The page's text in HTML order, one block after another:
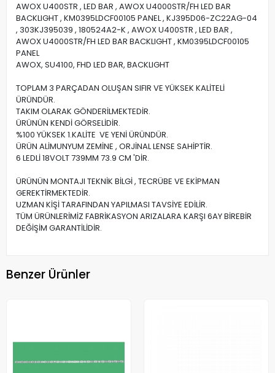
AWOX U400STR , LED BAR , AWOX U4000STR/FH LED BAR
BACKLIGHT , KM0395LDCF00105 PANEL , KJ395D06-ZC22AG-04
, 303KJ395039 , 180524A2-K , AWOX U400STR , LED BAR ,
AWOX U4000STR/FH LED BAR BACKLIGHT , KM0395LDCF00105
PANEL
AWOX, SU4100, FHD LED BAR, BACKLIGHT
TOPLAM 3 PARÇADAN OLUŞAN SIFIR VE YÜKSEK KALİTELİ
ÜRÜNDÜR.
TAKIM OLARAK GÖNDERİLMEKTEDİR.
ÜRÜNÜN KENDİ GÖRSELİDİR.
%100 YÜKSEK 1.KALİTE VE YENİ ÜRÜNDÜR.
ÜRÜN ALİMUNYUM ZEMİNE , ORJİNAL LENSE SAHİPTİR.
6 LEDLİ 18VOLT 739MM 73.9 CM 'DİR.
ÜRÜNÜN MONTAJI TEKNİK BİLGİ , TECRÜBE VE EKİPMAN
GEREKTİRMEKTEDİR.
UZMAN KİŞİ TARAFINDAN YAPILMASI TAVSİYE EDİLİR.
TÜM ÜRÜNLERİMİZ FABRİKASYON ARIZALARA KARŞI 6AY BİREBİR
DEĞİŞİM GARANTİLİDİR.
Benzer Ürünler